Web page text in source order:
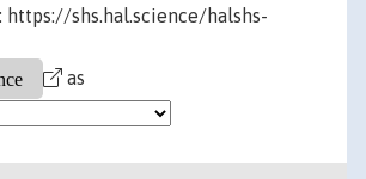
https://shs.hal.science/halshs-
as